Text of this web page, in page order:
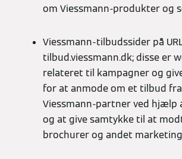
om Viessmann-produkter og
Viessmann-tilbudssider på
tilbud.viessmann.dk; disse er
relateret til kampagner og
for at anmode om et tilbud
Viessmann-partner ved hjælp
og at give samtykke til at
brochurer og andet